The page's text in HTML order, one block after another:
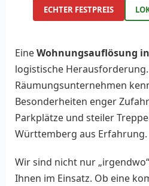
ECHTER FESTPREIS
EineWohnungsauflösung
logistische
Räumungsunternehmen
Besonderheiten enger
Parkplätze und steiler
Württemberg aus Erfahrung.
Wir sind nicht nur
Ihnen im Einsatz. Ob eine